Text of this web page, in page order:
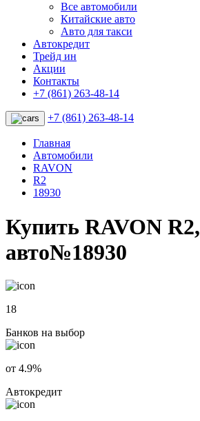
Все автомобили
Китайские авто
Авто для такси
Автокредит
Трейд ин
Акции
Контакты
+7 (861) 263-48-14
+7 (861) 263-48-14
Главная
Автомобили
RAVON
R2
18930
Купить RAVON R2,
авто№18930
18
Банков на выбор
от 4.9%
Автокредит